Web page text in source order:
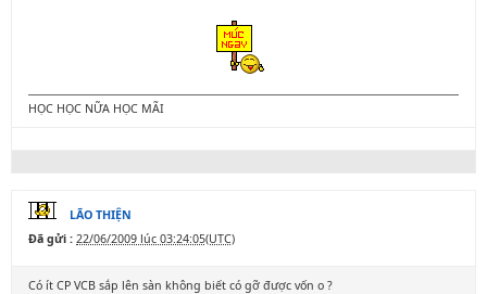
HỌC HỌC NỮA HỌC MÃI
LÃO THIỆN
Đã gửi : 22/06/2009 lúc 03:24:05(UTC)
Có ít CP VCB sắp lên sàn không biết có gỡ được vốn o ?